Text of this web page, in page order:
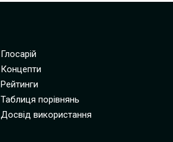
Глосарій
Концепти
Рейтинги
Таблиця порівнянь
Досвід використання